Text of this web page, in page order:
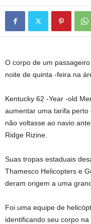
O corpo de um
noite de quinta -feira na
Kentucky 62 -Year -old
aumentar uma tarifa
não voltasse ao navio
Ridge Rizine.
Suas tropas estaduais
Thamesco Helicopters e
deram origem a uma
Foi uma equipe de
identificando seu corpo